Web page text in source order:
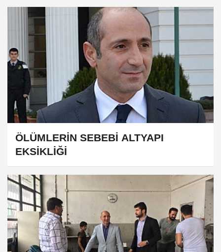
ÖLÜMLERİN SEBEBİ ALTYAPI
EKSİKLİĞİ